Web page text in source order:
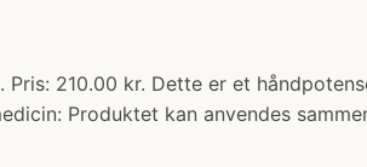
210.00 kr. Dette er et
Produktet kan anvendes